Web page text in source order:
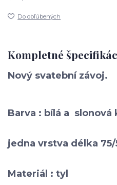
Do obľúbených
Kompletné
Nový svatební závoj.
Barva : bílá a slonová
jedna vrstva délka 75/
Materiál : tyl